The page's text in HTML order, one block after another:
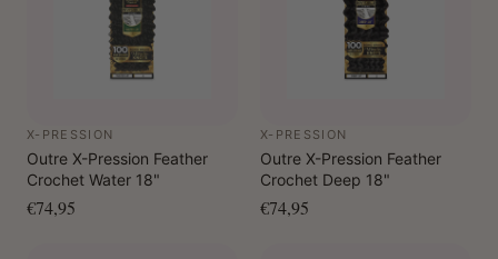
X-PRESSION
Outre X-Pression Feather
Crochet Water 18"
€74,95
X-PRESSION
Outre X-Pression Feather
Crochet Deep 18"
€74,95